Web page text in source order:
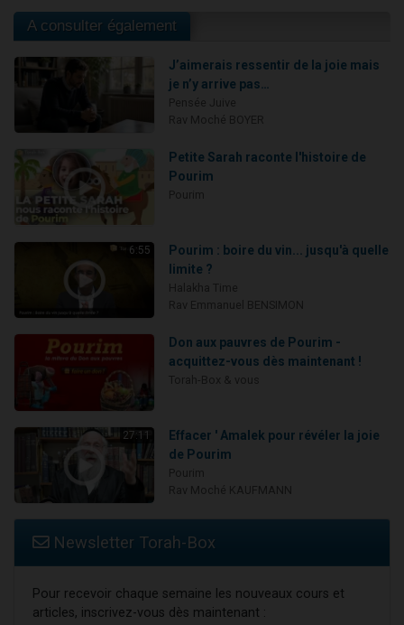
A consulter également
J’aimerais ressentir de la joie mais
je n’y arrive pas…
Petite Sarah raconte l'histoire de
Pourim
6:55
Pourim : boire du vin... jusqu'à quelle
limite ?
Don aux pauvres de Pourim -
acquittez-vous dès maintenant !
27:11
Effacer ' Amalek pour révéler la joie
de Pourim
Newsletter Torah-Box
Pour recevoir chaque semaine les nouveaux cours et
articles, inscrivez-vous dès maintenant :